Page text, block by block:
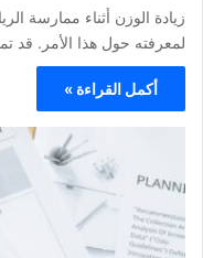
زيادة الوزن أثناء ممارسة
لمعرفته حول هذا الأمر. قد
أكمل القراءة »